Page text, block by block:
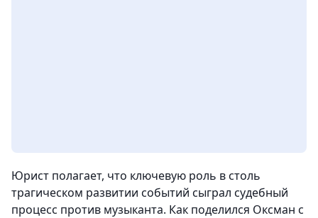
Юрист полагает, что ключевую роль в столь
трагическом развитии событий сыграл судебный
процесс против музыканта. Как поделился Оксман с